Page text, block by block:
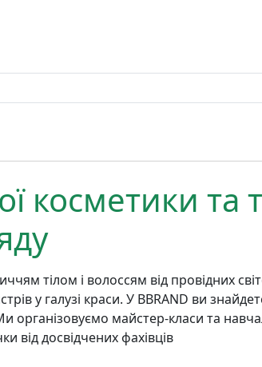
косметики та
тілом і волоссям від провідних
у галузі краси. У BBRAND ви
майстер-класи та
від досвідчених фахівців